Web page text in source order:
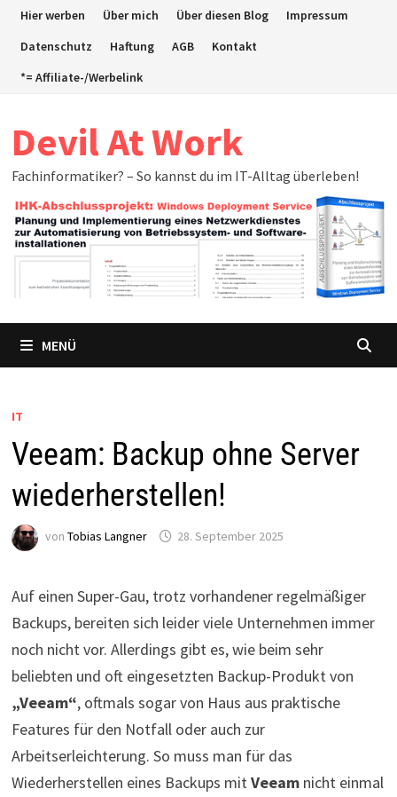
ZumHier werben Über mich Über diesen Blog
Impressum
Datenschutz
Haftung AGB
Kontakt
*= Affiliate-/Werbelink
Devil At Work
Fachinformatiker? – So kannst du im IT-Alltag überleben!
MENÜ
IT
Veeam: Backup ohne Server
wiederherstellen!
von Tobias Langner 28. September 2025
Auf einen Super-Gau, trotz vorhandener regelmäßiger
Backups, bereiten sich leider viele Unternehmen immer
noch nicht vor. Allerdings gibt es, wie beim sehr
beliebten und oft eingesetzten Backup-Produkt von
„Veeam“, oftmals sogar von Haus aus praktische
Features für den Notfall oder auch zur
Arbeitserleichterung. So muss man für das
Wiederherstellen eines Backups mitVeeamnicht einmal